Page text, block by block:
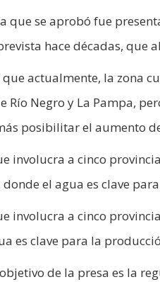
que se aprobó fue
hace décadas, que
actualmente, la zona
Río Negro y La Pampa,
posibilitar el aumento
involucra a cinco
donde el agua es clave
involucra a cinco
es clave para la
de la presa es la